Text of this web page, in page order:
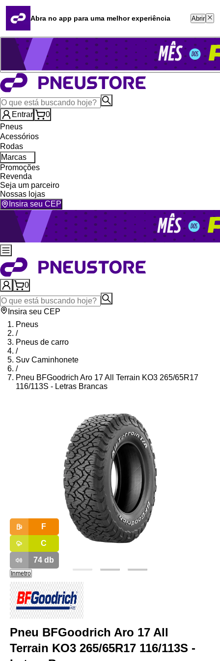
Quero revender
Blog
Whatsapp (16) 99764-8401
Televendas (47) 3046-2551
Entrar
0
Pneus
Acessórios
Rodas
Marcas
Promoções
Revenda
Seja um parceiro
Nossas lojas
Insira seu CEP
0
Insira seu CEP
Pneus
/
Pneus de carro
/
Suv Caminhonete
/
Pneu BFGoodrich Aro 17 All Terrain KO3 265/65R17
116/113S - Letras Brancas
F
C
74db
Inmetro
Pneu BFGoodrich Aro 17 All
Terrain KO3 265/65R17 116/113S -
Abra no app para uma melhor experiência Abrir